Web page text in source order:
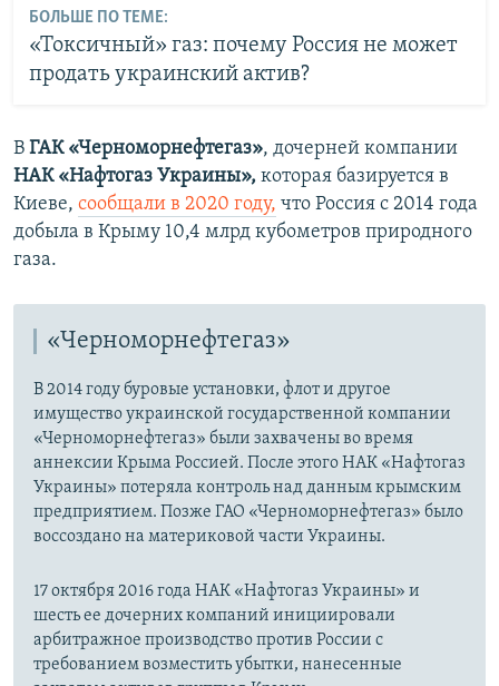
БОЛЬШЕ ПО ТЕМЕ:
«Токсичный» газ: почему Россия не может
продать украинский актив?
В ГАК «Черноморнефтегаз», дочерней компании
НАК «Нафтогаз Украины», которая базируется в
Киеве, сообщали в 2020 году, что Россия с 2014 года
добыла в Крыму 10,4 млрд кубометров природного
газа.
«Черноморнефтегаз»
В 2014 году буровые установки, флот и другое
имущество украинской государственной компании
«Черноморнефтегаз» были захвачены во время
аннексии Крыма Россией. После этого НАК «Нафтогаз
Украины» потеряла контроль над данным крымским
предприятием. Позже ГАО «Черноморнефтегаз» было
воссоздано на материковой части Украины.
17 октября 2016 года НАК «Нафтогаз Украины» и
шесть ее дочерних компаний инициировали
арбитражное производство против России с
требованием возместить убытки, нанесенные